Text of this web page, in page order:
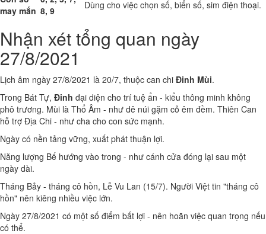
may mắn 8, 9
Dùng cho việc chọn số, biển số, sim điện thoại.
Nhận xét tổng quan ngày
27/8/2021
Lịch âm ngày 27/8/2021 là 20/7, thuộc can chi Đinh Mùi.
Trong Bát Tự, Đinh đại diện cho trí tuệ ẩn - kiểu thông minh không
phô trương. Mùi là Thổ Âm - như dê núi gặm cỏ êm đềm. Thiên Can
hỗ trợ Địa Chi - như cha cho con sức mạnh.
Ngày có nền tảng vững, xuất phát thuận lợi.
Năng lượng Bế hướng vào trong - như cánh cửa đóng lại sau một
ngày dài.
Tháng Bảy - tháng cô hồn, Lễ Vu Lan (15/7). Người Việt tin "tháng cô
hồn" nên kiêng nhiều việc lớn.
Ngày 27/8/2021 có một số điểm bất lợi - nên hoãn việc quan trọng nếu
có thể.